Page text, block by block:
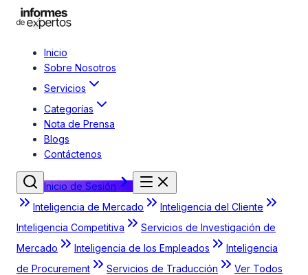
Inicio
Sobre Nosotros
Servicios
Categorías
Nota de Prensa
Blogs
Contáctenos
Inicio de Sesión
Inteligencia de Mercado
Inteligencia del Cliente
Inteligencia Competitiva
Servicios de Investigación de
Mercado
Inteligencia de los Empleados
Inteligencia
de Procurement
Servicios de Traducción
Ver Todos